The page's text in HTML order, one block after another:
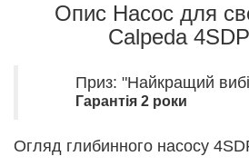
Опис Насос для
Calpeda
Приз: "Найкращий
Гарантія 2 роки
Огляд глибинного насосу